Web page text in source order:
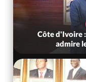
Côte d'Ivoire
admire